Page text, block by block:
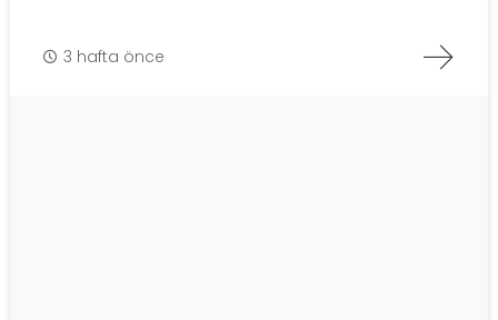
3 hafta önce